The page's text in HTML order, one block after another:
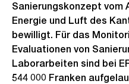
Sanierungskonzept vom
Energie und Luft des
bewilligt. Für das
Evaluationen von
Laborarbeiten sind bei
544 000 Franken